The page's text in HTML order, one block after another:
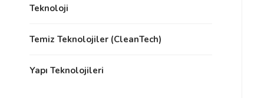
Teknoloji
Temiz Teknolojiler (CleanTech)
Yapı Teknolojileri